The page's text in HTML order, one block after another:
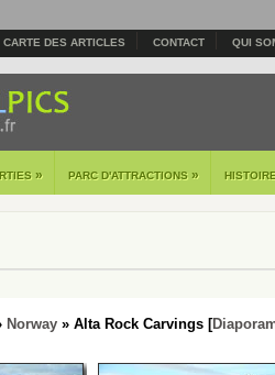
CARTE DES ARTICLES CONTACT QUI
» PARC D'ATTRACTIONS »
Norway » Alta Rock Carvings [